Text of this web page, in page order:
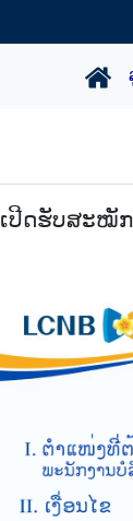
ເປີດຮັບສະໝັ